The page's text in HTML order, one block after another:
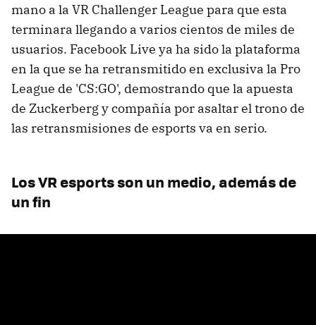
mano a la VR Challenger League para que esta
terminara llegando a varios cientos de miles de
usuarios. Facebook Live ya ha sido la plataforma
en la que se ha retransmitido en exclusiva la Pro
League de 'CS:GO', demostrando que la apuesta
de Zuckerberg y compañía por asaltar el trono de
las retransmisiones de esports va en serio.
Los VR esports son un medio, además de
un fin